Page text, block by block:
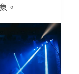
。